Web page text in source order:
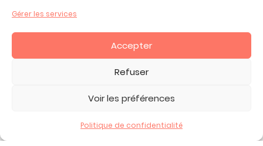
Gérer les services
Accepter
Refuser
Voir les préférences
Politique de confidentialité
Promos jeux de loisirs créatifs
Plan du site
Contact
CGV